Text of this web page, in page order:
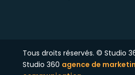
Tous droits réservés. © Studio
Studio 360 agence de